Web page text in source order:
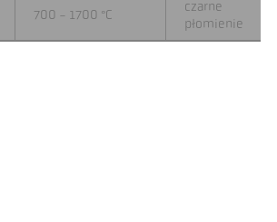
700 - 1700 °C
czarne
płomienie